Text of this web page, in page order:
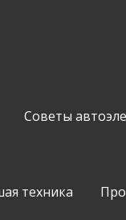
Советы
техника